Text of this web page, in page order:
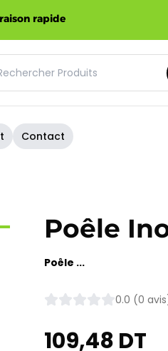
rapide
Contact
Poêle
Poêle ...
0.0 (0
109,48 DT